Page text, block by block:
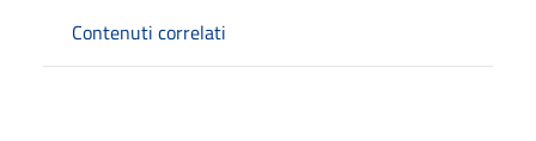
Contenuti correlati